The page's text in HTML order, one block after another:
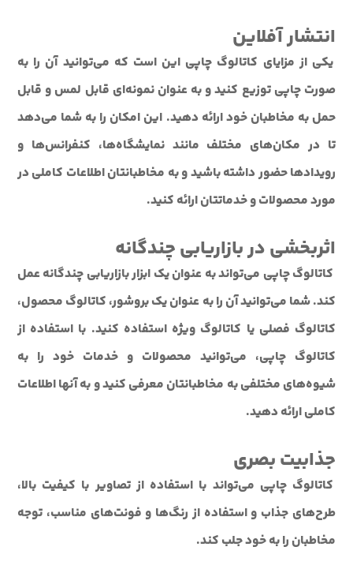
انتشار آفلاین
یکی از مزایای کاتالوگ چاپی این است که می‌توانید آن را به
صورت چاپی توزیع کنید و به عنوان نمونه‌ای قابل لمس و قابل
حمل به مخاطبان خود ارائه دهید. این امکان را به شما می‌دهد
تا در مکان‌های مختلف مانند نمایشگاه‌ها، کنفرانس‌ها و
رویدادها حضور داشته باشید و به مخاطبانتان اطلاعات کاملی در
مورد محصولات و خدماتتان ارائه کنید.
اثربخشی در بازاریابی چندگانه
کاتالوگ چاپی می‌تواند به عنوان یک ابزار بازاریابی چندگانه عمل
کند. شما می‌توانید آن را به عنوان یک بروشور، کاتالوگ محصول،
کاتالوگ فصلی یا کاتالوگ ویژه استفاده کنید. با استفاده از
کاتالوگ چاپی، می‌توانید محصولات و خدمات خود را به
شیوه‌های مختلفی به مخاطبانتان معرفی کنید و به آنها اطلاعات
کاملی ارائه دهید.
جذابیت بصری
کاتالوگ چاپی می‌تواند با استفاده از تصاویر با کیفیت بالا،
طرح‌های جذاب و استفاده از رنگ‌ها و فونت‌های مناسب، توجه
مخاطبان را به خود جلب کند.